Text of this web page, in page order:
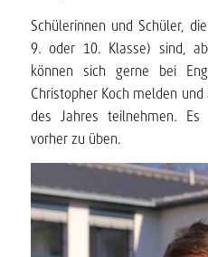
Schülerinnen und Schüler,
9. oder 10. Klasse) sind,
können sich gerne bei
Christopher Koch melden
des Jahres teilnehmen.
vorher zu üben.